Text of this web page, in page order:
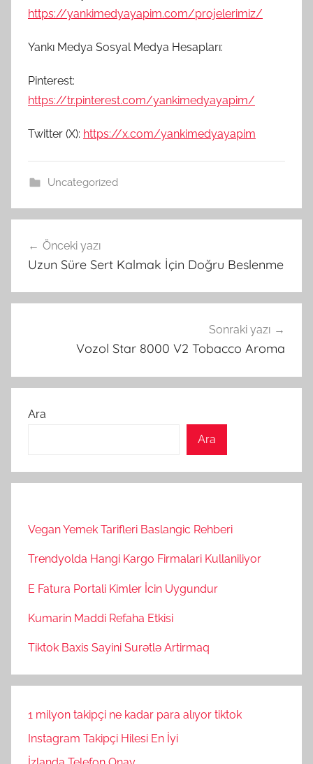
https://yankimedyayapim.com/projelerimiz/
Yankı Medya Sosyal Medya Hesapları:
Pinterest:
https://tr.pinterest.com/yankimedyayapim/
Twitter (X): https://x.com/yankimedyayapim
Uncategorized
gezinmesi
Önceki yazı
Uzun Süre Sert Kalmak İçin Doğru Beslenme
Sonraki yazı
Vozol Star 8000 V2 Tobacco Aroma
Ara
Ara
Vegan Yemek Tarifleri Baslangic Rehberi
Trendyolda Hangi Kargo Firmalari Kullaniliyor
E Fatura Portali Kimler İcin Uygundur
Kumarin Maddi Refaha Etkisi
Tiktok Baxis Sayini Surətlə Artirmaq
1 milyon takipçi ne kadar para alıyor tiktok
Instagram Takipçi Hilesi En İyi